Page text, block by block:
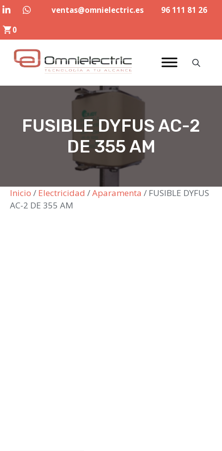
Saltar
contenido
ventas@omnielectric.es
96 111 81 26
0
FUSIBLE DYFUS AC-2
DE 355 AM
Inicio / Electricidad /Aparamenta / FUSIBLE DYFUS
AC-2 DE 355 AM